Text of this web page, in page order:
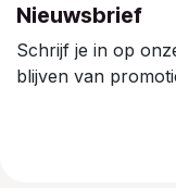
Nieuwsbrief
Schrijf je in op
blijven van